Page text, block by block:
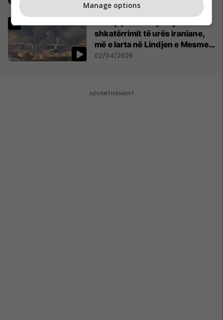
shkatërrimit të urës iraniane,
më e larta në Lindjen e Mesme:
Shumë gjëra të tjera do të
02/04/2026
Manage options